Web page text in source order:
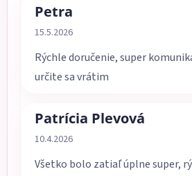
Petra
Hodnotenie obchodu je 5 z 5
15.5.2026
Rýchle doručenie, super
určite sa vrátim
Patrícia Plevová
Hodnotenie obchodu je 5 z 5
10.4.2026
Všetko bolo zatiaľ úplne super,